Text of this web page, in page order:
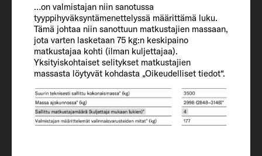
…on valmistajan niin sanotussa
tyyppihyväksyntämenettelyssä määrittämä luku.
Tämä johtaa niin sanottuun matkustajien massaan,
jota varten lasketaan 75 kg:n keskipaino
matkustajaa kohti (ilman kuljettajaa).
Yksityiskohtaiset selitykset matkustajien
massasta löytyvät kohdasta „Oikeudelliset tiedot“.
Sisäkorkeus
210
Sallittu matkustajamäärä (sis.
kuljettajan)
4 + 1